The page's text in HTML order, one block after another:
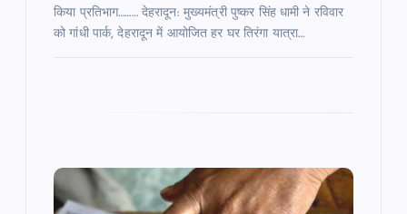
किया प्रतिभाग……… देहरादून: मुख्यमंत्री पुष्कर सिंह धामी ने रविवार
को गांधी पार्क, देहरादून में आयोजित हर घर तिरंगा यात्रा…